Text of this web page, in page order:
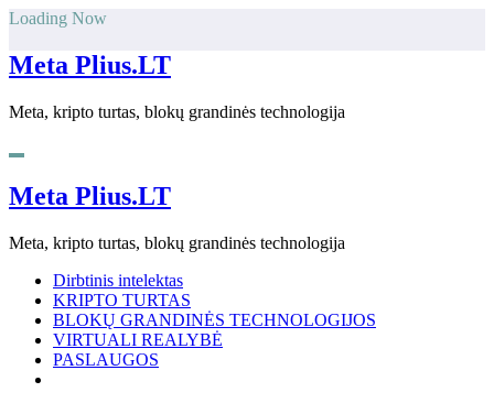
Skip
content
Loading Now
Meta Plius.LT
Meta, kripto turtas, blokų grandinės technologija
Meta Plius.LT
Meta, kripto turtas, blokų grandinės technologija
Dirbtinis intelektas
KRIPTO TURTAS
BLOKŲ GRANDINĖS TECHNOLOGIJOS
VIRTUALI REALYBĖ
PASLAUGOS